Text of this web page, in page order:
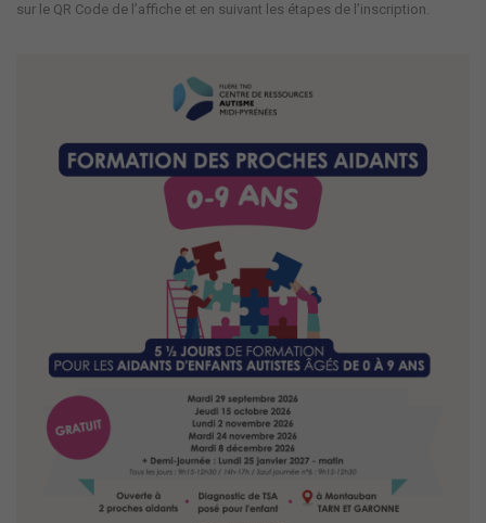
sur le QR Code de l’affiche et en suivant les étapes de l’inscription.